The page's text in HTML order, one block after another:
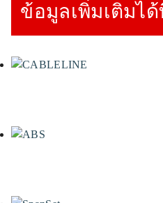
ข้อมูลเพิ่มเติมได้